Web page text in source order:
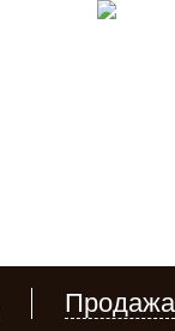
Продажа